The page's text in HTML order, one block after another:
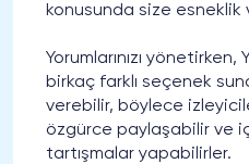
konusunda size esneklik
Yorumlarınızı
birkaç farklı seçenek
verebilir, böylece
özgürce paylaşabilir ve
tartışmalar yapabilirler.